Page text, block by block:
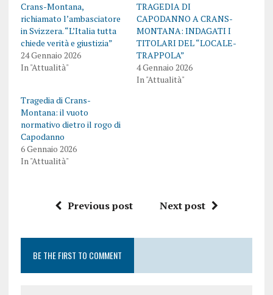
Crans-Montana,
richiamato l’ambasciatore
in Svizzera. “L’Italia tutta
chiede verità e giustizia”
24 Gennaio 2026
In "Attualità"
TRAGEDIA DI
CAPODANNO A CRANS-
MONTANA: INDAGATI I
TITOLARI DEL “LOCALE-
TRAPPOLA”
4 Gennaio 2026
In "Attualità"
Tragedia di Crans-
Montana: il vuoto
normativo dietro il rogo di
Capodanno
6 Gennaio 2026
In "Attualità"
Previous post Next post
BE THE FIRST TO COMMENT